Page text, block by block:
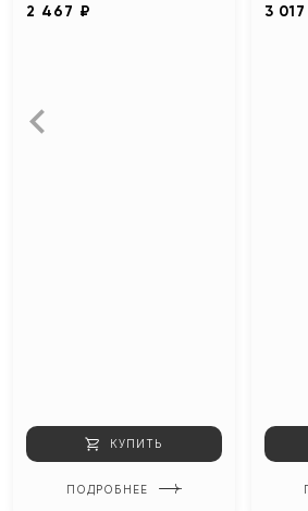
2 467 ₽
КУПИТЬ
ПОДРОБНЕЕ
3